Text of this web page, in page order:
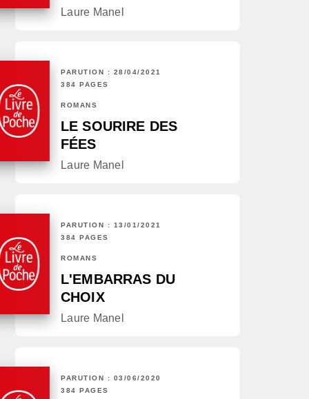
Laure Manel
PARUTION : 28/04/2021
384 PAGES
ROMANS
LE SOURIRE DES
FÉES
Laure Manel
PARUTION : 13/01/2021
384 PAGES
ROMANS
L'EMBARRAS DU
CHOIX
Laure Manel
PARUTION : 03/06/2020
384 PAGES